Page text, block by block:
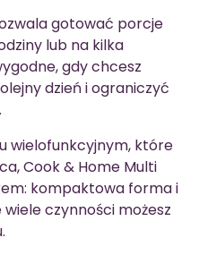
gotować porcje
lub na kilka
gdy chcesz
dzień i ograniczyć
wielofunkcyjnym, które
Cook & Home Multi
kompaktowa forma i
czynności możesz